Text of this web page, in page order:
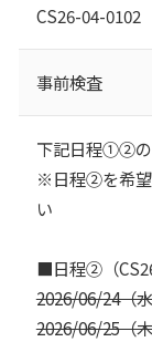
CS26-04-0102
事前検査
下記日程①②の
※日程②を希望
い
■日程②（
2026/06/24（
2026/06/25（